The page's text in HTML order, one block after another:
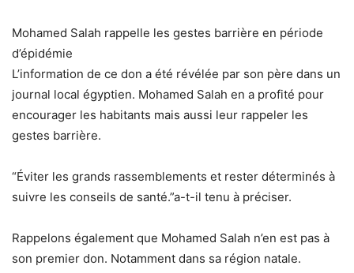
Mohamed Salah rappelle les gestes barrière en période
d’épidémie
L’information de ce don a été révélée par son père dans un
journal local égyptien. Mohamed Salah en a profité pour
encourager les habitants mais aussi leur rappeler les
gestes barrière.
“Éviter les grands rassemblements et rester déterminés à
suivre les conseils de santé.”a-t-il tenu à préciser.
Rappelons également que Mohamed Salah n’en est pas à
son premier don. Notamment dans sa région natale.